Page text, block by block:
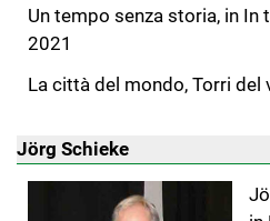
Un tempo senza storia, in In
2021
La città del mondo, Torri del
Jörg Schieke